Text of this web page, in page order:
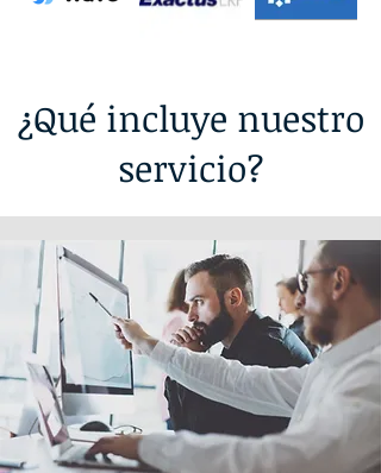
¿Qué incluye nuestro
servicio?